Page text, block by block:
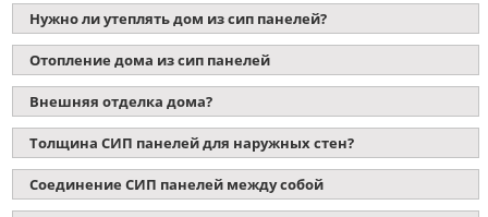
Нужно ли утеплять дом из сип панелей?
Отопление дома из сип панелей
Внешняя отделка дома?
Толщина СИП панелей для наружных стен?
Соединение СИП панелей между собой